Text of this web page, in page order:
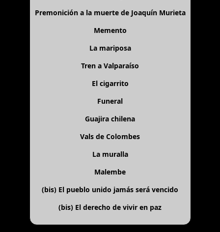
Premonición a la muerte de Joaquín Murieta
Memento
La mariposa
Tren a Valparaíso
El cigarrito
Funeral
Guajira chilena
Vals de Colombes
La muralla
Malembe
(bis) El pueblo unido jamás será vencido
(bis) El derecho de vivir en paz